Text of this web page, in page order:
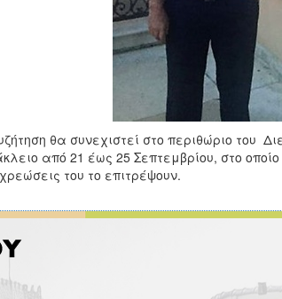
θα συνεχιστεί στο περιθώριο του
από 21 έως 25 Σεπτεμβρίου, στο
του το επιτρέψουν.